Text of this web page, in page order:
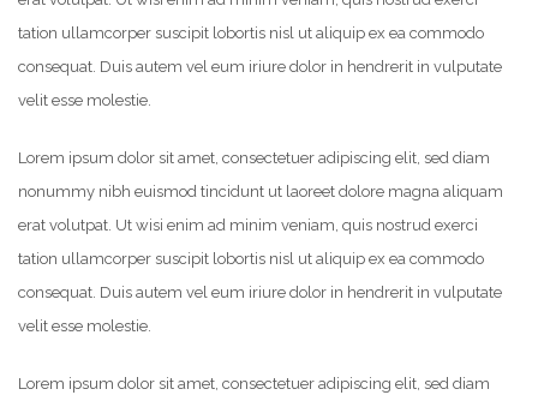
tation ullamcorper suscipit lobortis nisl ut aliquip ex ea commodo
consequat. Duis autem vel eum iriure dolor in hendrerit in vulputate
velit esse molestie.
Lorem ipsum dolor sit amet, consectetuer adipiscing elit, sed diam
nonummy nibh euismod tincidunt ut laoreet dolore magna aliquam
erat volutpat. Ut wisi enim ad minim veniam, quis nostrud exerci
tation ullamcorper suscipit lobortis nisl ut aliquip ex ea commodo
consequat. Duis autem vel eum iriure dolor in hendrerit in vulputate
velit esse molestie.
Lorem ipsum dolor sit amet, consectetuer adipiscing elit, sed diam